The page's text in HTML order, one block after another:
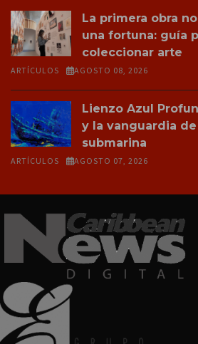
La primera obra
una fortuna: guía
coleccionar arte
ARTÍCULOS AGOSTO 08, 2026
Lienzo Azul
y la vanguardia
submarina
ARTÍCULOS AGOSTO 07, 2026